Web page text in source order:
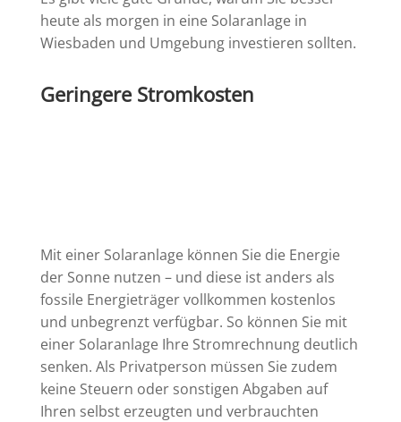
heute als morgen in eine Solaranlage in
Wiesbaden und Umgebung investieren sollten.
Geringere Stromkosten
Mit einer Solaranlage können Sie die Energie
der Sonne nutzen – und diese ist anders als
fossile Energieträger vollkommen kostenlos
und unbegrenzt verfügbar. So können Sie mit
einer Solaranlage Ihre Stromrechnung deutlich
senken. Als Privatperson müssen Sie zudem
keine Steuern oder sonstigen Abgaben auf
Ihren selbst erzeugten und verbrauchten